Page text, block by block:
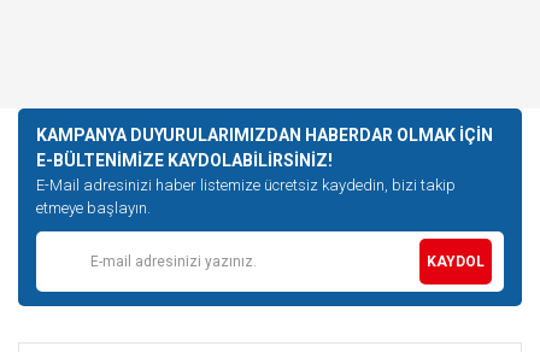
KAMPANYA DUYURULARIMIZDAN HABERDAR OLMAK İÇİN
E-BÜLTENİMİZE KAYDOLABİLİRSİNİZ!
E-Mail adresinizi haber listemize ücretsiz kaydedin, bizi takip
etmeye başlayın.
KAYDOL